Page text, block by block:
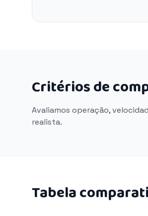
Critérios de
Avaliamos operação,
realista.
Tabela